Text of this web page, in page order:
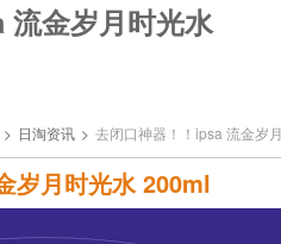
金岁月时光水
> 日淘资讯 > 去闭口神器！！ipsa 流金岁
岁月时光水 200ml